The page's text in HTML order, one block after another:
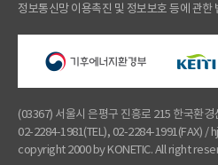
정보통신망 이용촉진 및 정보보호 등에 관한
(03367) 서울시 은평구 진흥로 215 한국환
02-2284-1981(TEL), 02-2284-1991(FAX) /
copyright 2000 by KONETIC. All right